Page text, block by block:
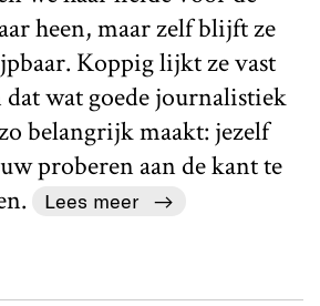
heen, maar zelf blijft ze
Koppig lijkt ze vast
dat wat goede journalistiek
belangrijk maakt: jezelf
proberen aan de kant te
Lees meer